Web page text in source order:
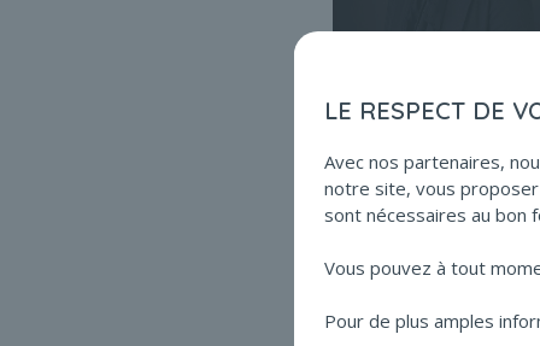
LE RESPECT DE
Avec nos partenaires,
notre site, vous
sont nécessaires au bon
Vous pouvez à tout
Pour de plus amples